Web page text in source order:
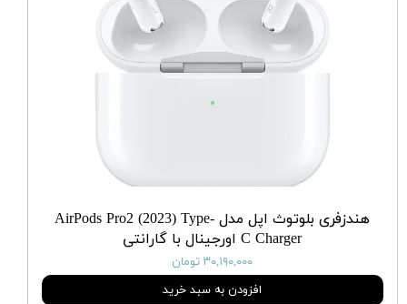
هندزفری بلوتوث اپل مدل AirPods Pro2 (2023) Type-
C Charger اورجینال با گارانتی
۳۰,۱۹۰,۰۰۰ تومان
افزودن به سبد خرید